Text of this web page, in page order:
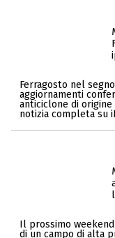
Ferragosto nel
aggiornamenti
anticiclone di origine
notizia completa su
Il prossimo
di un campo di alta